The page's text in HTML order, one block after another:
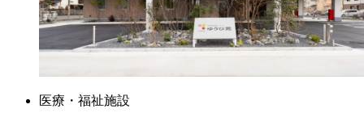
医療・福祉施設